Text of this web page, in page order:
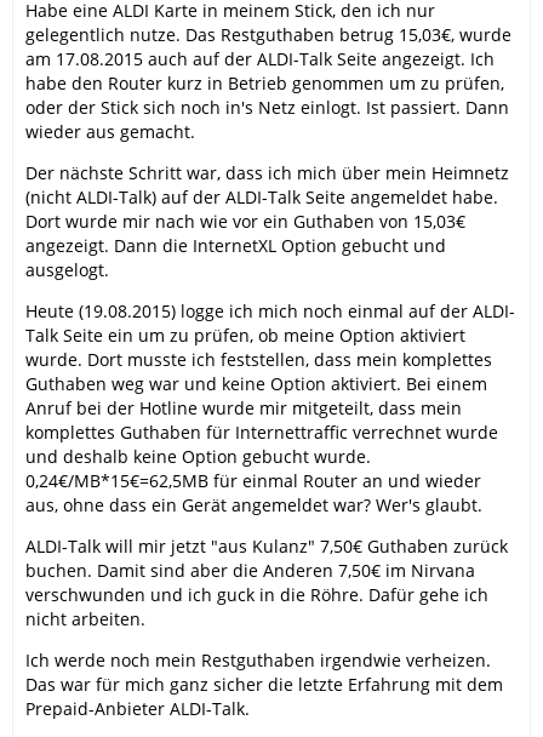
Habe eine ALDI Karte in meinem Stick, den ich nur
gelegentlich nutze. Das Restguthaben betrug 15,03€, wurde
am 17.08.2015 auch auf der ALDI-Talk Seite angezeigt. Ich
habe den Router kurz in Betrieb genommen um zu prüfen,
oder der Stick sich noch in's Netz einlogt. Ist passiert. Dann
wieder aus gemacht.
Der nächste Schritt war, dass ich mich über mein Heimnetz
(nicht ALDI-Talk) auf der ALDI-Talk Seite angemeldet habe.
Dort wurde mir nach wie vor ein Guthaben von 15,03€
angezeigt. Dann die InternetXL Option gebucht und
ausgelogt.
Heute (19.08.2015) logge ich mich noch einmal auf der ALDI-
Talk Seite ein um zu prüfen, ob meine Option aktiviert
wurde. Dort musste ich feststellen, dass mein komplettes
Guthaben weg war und keine Option aktiviert. Bei einem
Anruf bei der Hotline wurde mir mitgeteilt, dass mein
komplettes Guthaben für Internettraffic verrechnet wurde
und deshalb keine Option gebucht wurde.
0,24€/MB*15€=62,5MB für einmal Router an und wieder
aus, ohne dass ein Gerät angemeldet war? Wer's glaubt.
ALDI-Talk will mir jetzt "aus Kulanz" 7,50€ Guthaben zurück
buchen. Damit sind aber die Anderen 7,50€ im Nirvana
verschwunden und ich guck in die Röhre. Dafür gehe ich
nicht arbeiten.
Ich werde noch mein Restguthaben irgendwie verheizen.
Das war für mich ganz sicher die letzte Erfahrung mit dem
Prepaid-Anbieter ALDI-Talk.